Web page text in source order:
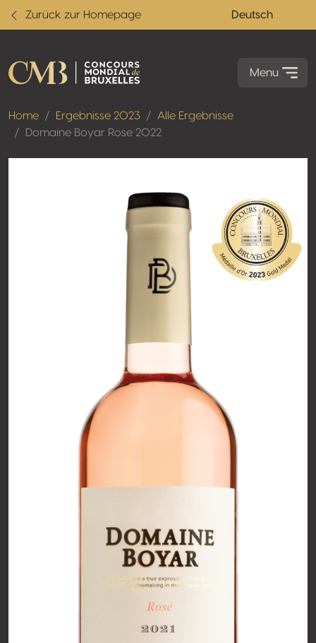
Zurück zur Homepage Deutsch
Menu
Home Ergebnisse 2023
Alle Ergebnisse
Domaine Boyar Rose 2022